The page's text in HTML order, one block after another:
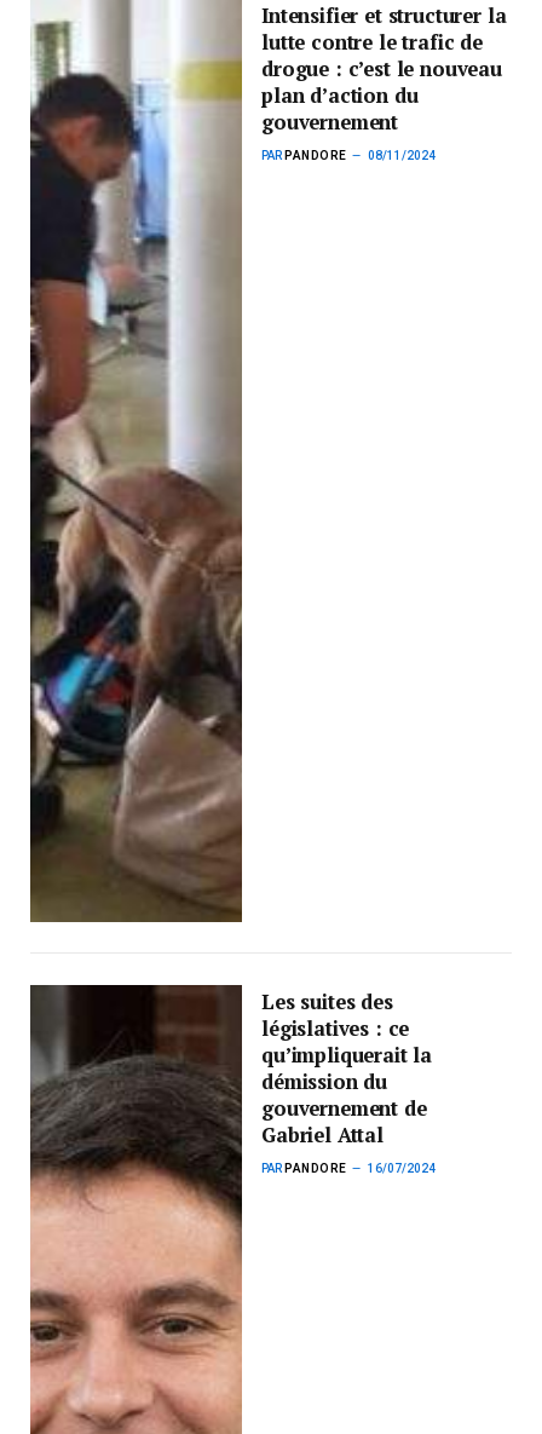
Intensifier et structurer la
lutte contre le trafic de
drogue : c’est le nouveau
plan d’action du
gouvernement
PAR PANDORE 08/11/2024
Les suites des
législatives : ce
qu’impliquerait la
démission du
gouvernement de
Gabriel Attal
PAR PANDORE 16/07/2024